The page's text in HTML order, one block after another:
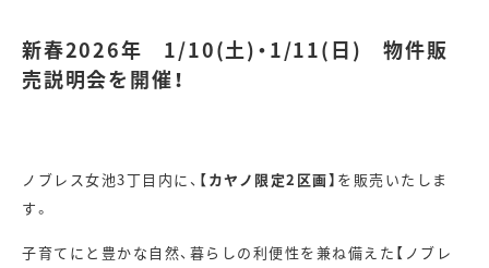
新春2026年 1/10(土)・1/11(日) 物件販
売説明会を開催！
ノブレス女池3丁目内に、 【カヤノ限定2区画】 を販売いたしま
す。
子育てにと豊かな自然、暮らしの利便性を兼ね備えた【ノブレ